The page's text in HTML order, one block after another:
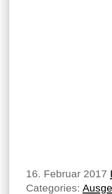
16. Februar 2017
Categories: